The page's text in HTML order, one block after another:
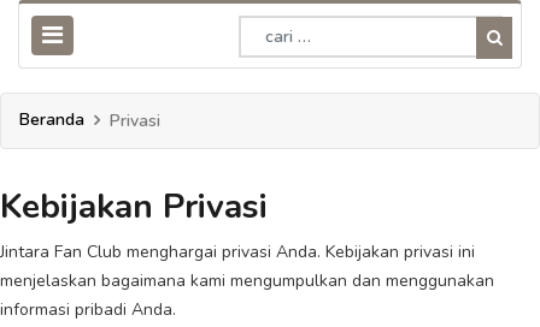
Beranda Privasi
Kebijakan Privasi
Jintara Fan Club menghargai privasi Anda. Kebijakan privasi ini
menjelaskan bagaimana kami mengumpulkan dan menggunakan
informasi pribadi Anda.